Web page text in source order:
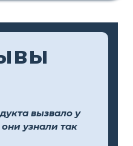
вызвало у
узнали так